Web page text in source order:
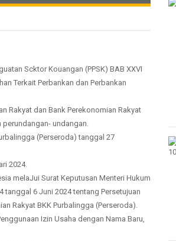
Scktor Kouangan (PPSK) BAB XXVI
Terkait Perbankan dan Perbankan
Rakyat dan Bank Perekonomian Rakyat
perundangan- undangan.
(Perseroda) tanggal 27
2024.
melaJui Surat Keputusan Menteri Hukum
tanggal 6 Juni 2024 tentang Persetujuan
Rakyat BKK Purbalingga (Perseroda).
Izin Usaha dengan Nama Baru,